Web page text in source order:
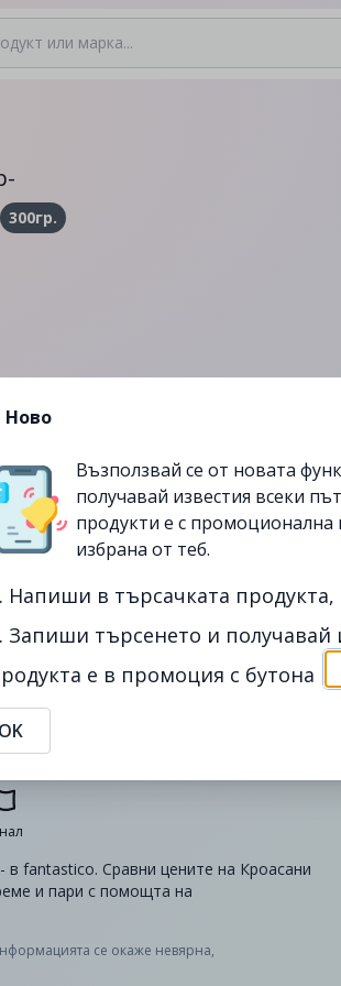
300гр.
fantastico. Сравни цените на Кроасани
и пари с помощта на
се окаже невярна,
Ново
Възползвай се от новата
получавай известия всеки
продукти е с промоционална
избрана от теб.
Напиши в търсачката
Запиши търсенето и получавай
е в промоция с бутона
OK